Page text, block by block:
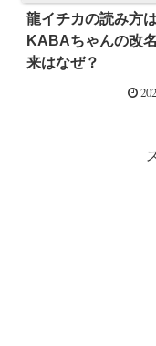
龍イチカの読み方
KABAちゃんの改
来はなぜ？